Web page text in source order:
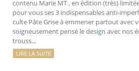
contenu Marie MT , en édition (très)
pour vous ses 3 indispensables anti-
culte Pâte Grise à emmener partout avec
soigneusement pensé le design avec nos
trouss...
LIRE LA SUITE